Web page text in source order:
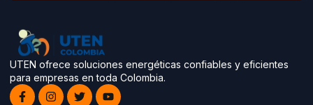
UTEN ofrece soluciones energéticas confiables y eficientes
para empresas en toda Colombia.